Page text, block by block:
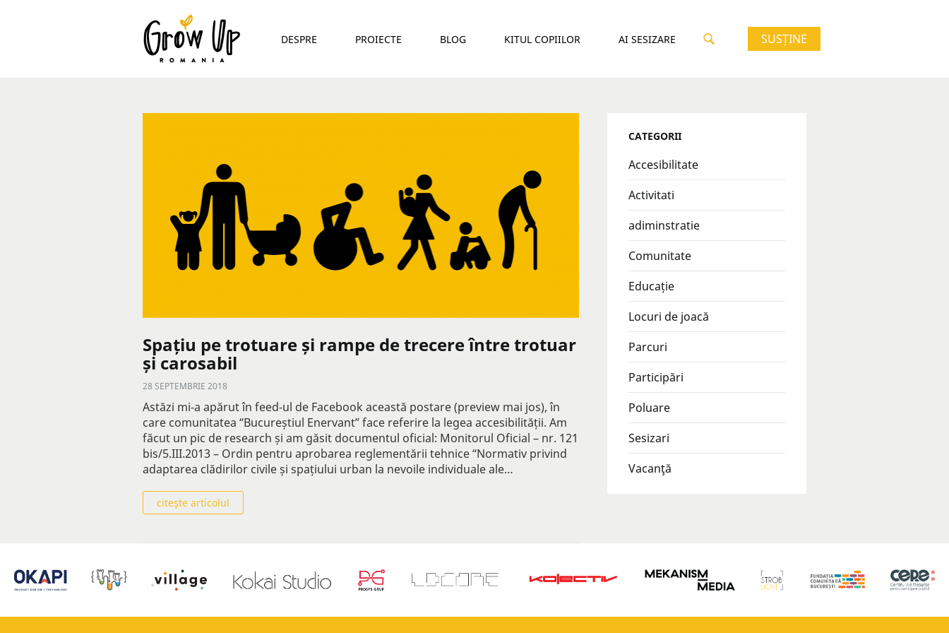
DESPRE PROIECTE BLOG KITUL COPIILOR AI SESIZARE SUSȚINE
Spațiu pe trotuare și rampe de trecere între trotuar
și carosabil
28 SEPTEMBRIE 2018
Astăzi mi-a apărut în feed-ul de Facebook această postare (preview mai jos), în
care comunitatea “Bucureștiul Enervant” face referire la legea accesibilității. Am
făcut un pic de research și am găsit documentul oficial: Monitorul Oficial – nr. 121
bis/5.III.2013 – Ordin pentru aprobarea reglementării tehnice “Normativ privind
adaptarea clădirilor civile și spațiului urban la nevoile individuale ale…
citeşte articolul
CATEGORII
Accesibilitate
Activitati
adiminstratie
Comunitate
Educație
Locuri de joacă
Parcuri
Participări
Poluare
Sesizari
Vacanţă